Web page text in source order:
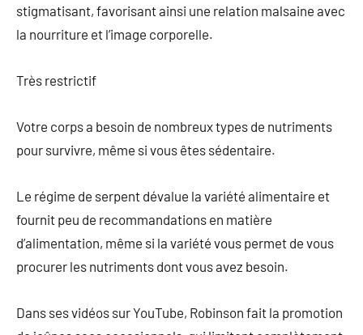
stigmatisant, favorisant ainsi une relation malsaine avec
la nourriture et l’image corporelle.
Très restrictif
Votre corps a besoin de nombreux types de nutriments
pour survivre, même si vous êtes sédentaire.
Le régime de serpent dévalue la variété alimentaire et
fournit peu de recommandations en matière
d’alimentation, même si la variété vous permet de vous
procurer les nutriments dont vous avez besoin.
Dans ses vidéos sur YouTube, Robinson fait la promotion